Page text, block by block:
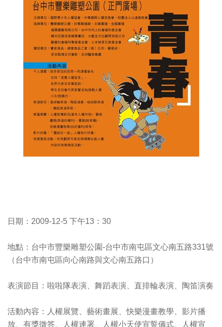
日期：2009-12-5 下午13：30
地點：台中市豐樂雕塑公園-台中市南屯區文心南五路331號
（台中市南屯區向心南路與文心南五路口）
表演節目：啦啦隊表演、舞蹈表演、直排輪表演、陶笛演奏
活動內容：人權展覽、藝術畫展、快樂漫畫教學、影片播
放、有獎徵答、人權連署、人權小天使宣誓儀式、人權宣